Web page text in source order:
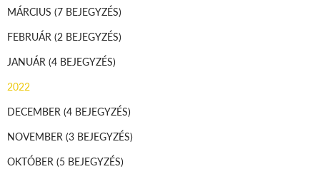
MÁRCIUS (7 BEJEGYZÉS)
FEBRUÁR (2 BEJEGYZÉS)
JANUÁR (4 BEJEGYZÉS)
2022
DECEMBER (4 BEJEGYZÉS)
NOVEMBER (3 BEJEGYZÉS)
OKTÓBER (5 BEJEGYZÉS)